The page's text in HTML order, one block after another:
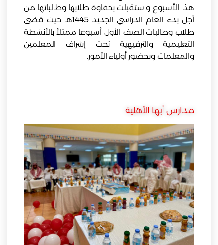
هذا الأسبوع واستقبلت بحفاوة طلابها وطالباتها من
أجل بدء العام الدراسي الجديد 1445هـ حيث قضى
طلاب وطالبات الصف الأول أسبوعا ممتلأ بالأنشطة
التعليمية والترفيهية تحت إشراف المعلمين
والمعلمات وبحضور أولياء الأمور.
مدارس أبها الأهلية